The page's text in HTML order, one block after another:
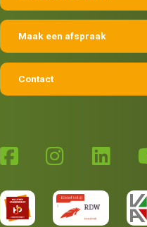
Maak een afspraak
Contact